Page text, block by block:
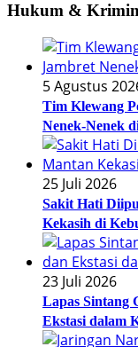
Hukum &
5 Agustus
Tim Klewang
Nenek-Nenek
25 Juli 2026
Sakit Hati
Kekasih di
23 Juli 2026
Lapas Sintang
Ekstasi dalam